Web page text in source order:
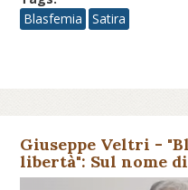
Blasfemia
Satira
Giuseppe Veltri -
libertà": Sul nome
presenza di Dio e lo